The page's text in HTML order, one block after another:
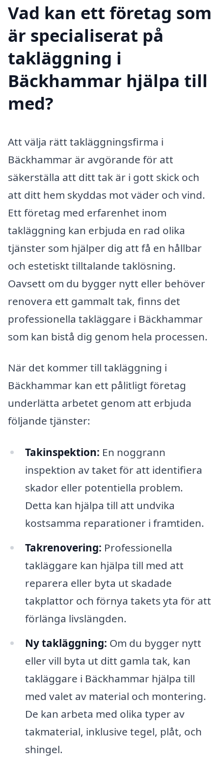
Vad kan ett företag som
är specialiserat på
takläggning i
Bäckhammar hjälpa till
med?
Att välja rätt takläggningsfirma i
Bäckhammar är avgörande för att
säkerställa att ditt tak är i gott skick och
att ditt hem skyddas mot väder och vind.
Ett företag med erfarenhet inom
takläggning kan erbjuda en rad olika
tjänster som hjälper dig att få en hållbar
och estetiskt tilltalande taklösning.
Oavsett om du bygger nytt eller behöver
renovera ett gammalt tak, finns det
professionella takläggare i Bäckhammar
som kan bistå dig genom hela processen.
När det kommer till takläggning i
Bäckhammar kan ett pålitligt företag
underlätta arbetet genom att erbjuda
följande tjänster:
Takinspektion: En noggrann
inspektion av taket för att identifiera
skador eller potentiella problem.
Detta kan hjälpa till att undvika
kostsamma reparationer i framtiden.
Takrenovering: Professionella
takläggare kan hjälpa till med att
reparera eller byta ut skadade
takplattor och förnya takets yta för att
förlänga livslängden.
Ny takläggning: Om du bygger nytt
eller vill byta ut ditt gamla tak, kan
takläggare i Bäckhammar hjälpa till
med valet av material och montering.
De kan arbeta med olika typer av
takmaterial, inklusive tegel, plåt, och
shingel.